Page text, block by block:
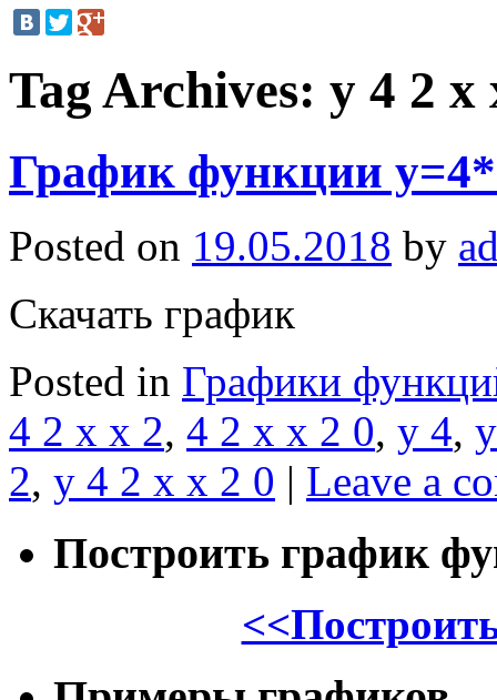
Tag Archives: y 4 2 x
График функции
Posted on 19.05.2018 by
Скачать график
Posted in Графики
4 2 x x 2, 4 2 x x 2 0, y 4,
2, y 4 2 x x 2 0 | Leave a
Построить график